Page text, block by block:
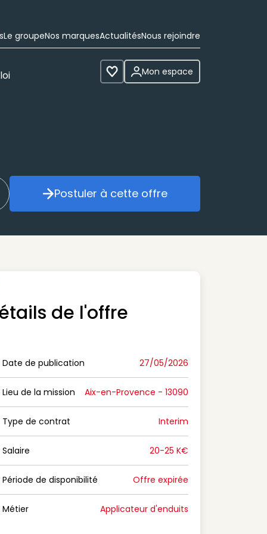
Le groupeNos marquesActualitésNous rejoindre
Voir les favoris
Mon espace
mon alerte Postuler à cette offre
Postuler à cette offre
de l'offre
Date de publication
Date de publication 27/05/2026
Lieu de la mission
Lieu de la mission Aix-en-Provence - 13090
Type de contrat
Type de contrat Interim
Salaire
Salaire 20-25 K€
Période de disponibilité
Période de disponibilité Offre expirée
Métier Applicateur d'enduits